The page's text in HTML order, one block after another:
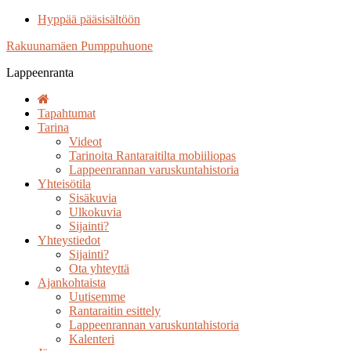
Hyppää pääsisältöön
Rakuunamäen Pumppuhuone
Lappeenranta
Tapahtumat
Tarina
Videot
Tarinoita Rantaraitilta mobiiliopas
Lappeenrannan varuskuntahistoria
Yhteisötila
Sisäkuvia
Ulkokuvia
Sijainti?
Yhteystiedot
Sijainti?
Ota yhteyttä
Ajankohtaista
Uutisemme
Rantaraitin esittely
Lappeenrannan varuskuntahistoria
Kalenteri